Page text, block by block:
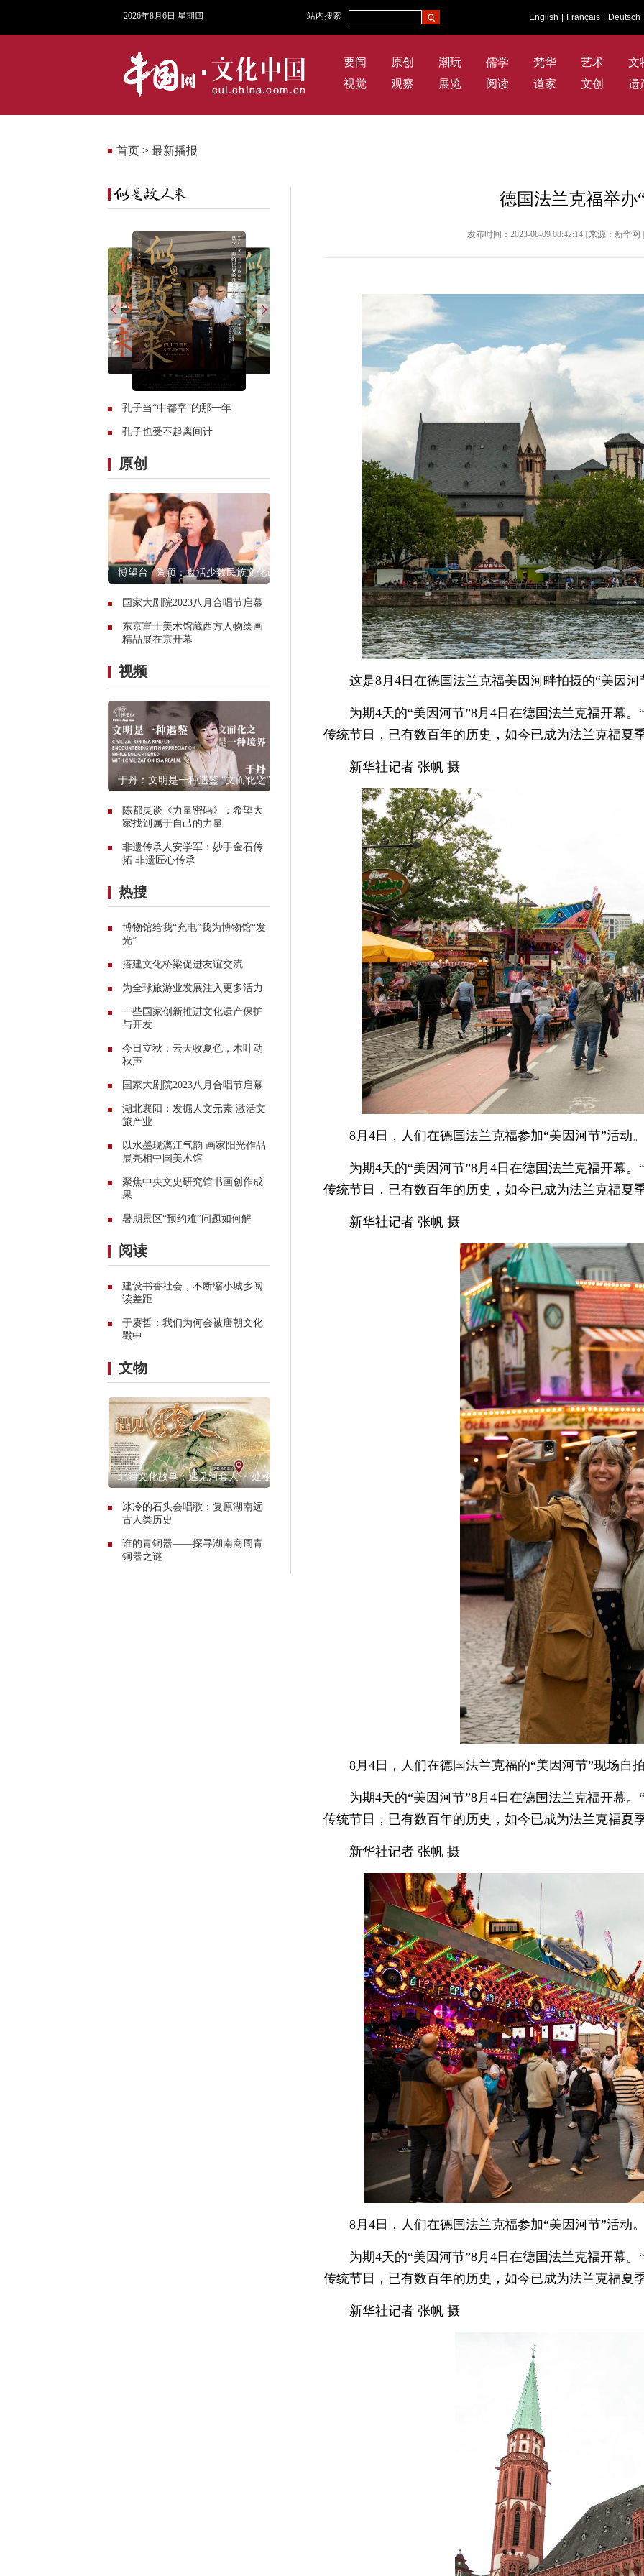
2026年8月6日 星期四 站内搜索 English Français Deutsch
要闻 原创 潮玩 儒学 梵华 艺术
文
视觉
观察 展览 阅读 道家 文创 遗
首页 > 最新播报
孔子当“中都宰”的那一年
孔子也受不起离间计
原创
博望台 | 陶颖：盘活少数民族文化遗
国家大剧院2023八月合唱节启幕
东京富士美术馆藏西方人物绘画
精品展在京开幕
视频
于丹：文明是一种遇鉴 “文而化之”是
陈都灵谈《力量密码》：希望大
家找到属于自己的力量
非遗传承人安学军：妙手金石传
拓 非遗匠心传承
热搜
博物馆给我“充电”我为博物馆“发
光”
搭建文化桥梁促进友谊交流
为全球旅游业发展注入更多活力
一些国家创新推进文化遗产保护
与开发
今日立秋：云天收夏色，木叶动
秋声
国家大剧院2023八月合唱节启幕
湖北襄阳：发掘人文元素 激活文
旅产业
以水墨现漓江气韵 画家阳光作品
展亮相中国美术馆
聚焦中央文史研究馆书画创作成
果
暑期景区“预约难”问题如何解
阅读
建设书香社会，不断缩小城乡阅
读差距
于赓哲：我们为何会被唐朝文化
戳中
文物
北疆文化故事：遇见河套人 一处秘
冰冷的石头会唱歌：复原湖南远
古人类历史
谁的青铜器——探寻湖南商周青
铜器之谜
德国法兰克福举办
发布时间：2023-08-09 08:42:14 | 来源：新华
这是8月4日在德国法兰克福美因河畔拍摄的“美因河
为期4天的“美因河节”8月4日在德国法兰克福开幕
传统节日，已有数百年的历史，如今已成为法兰克福夏
新华社记者 张帆 摄
8月4日，人们在德国法兰克福参加“美因河节”活动
为期4天的“美因河节”8月4日在德国法兰克福开幕
传统节日，已有数百年的历史，如今已成为法兰克福夏
新华社记者 张帆 摄
8月4日，人们在德国法兰克福的“美因河节”现场自
为期4天的“美因河节”8月4日在德国法兰克福开幕
传统节日，已有数百年的历史，如今已成为法兰克福夏
新华社记者 张帆 摄
8月4日，人们在德国法兰克福参加“美因河节”活动
为期4天的“美因河节”8月4日在德国法兰克福开幕
传统节日，已有数百年的历史，如今已成为法兰克福夏
新华社记者 张帆 摄